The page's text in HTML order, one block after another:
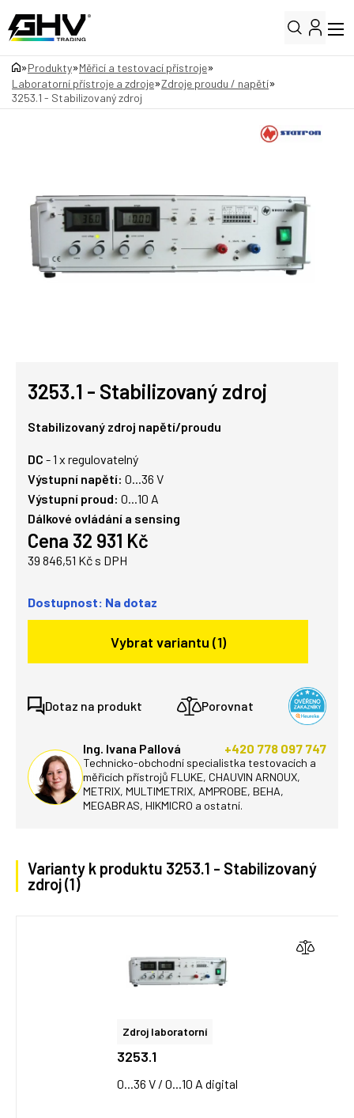
»Produkty»Měřicí a testovací přístroje»
Laboratorní přístroje a zdroje»Zdroje proudu / napětí»
3253.1 - Stabilizovaný zdroj
3253.1 - Stabilizovaný zdroj
Stabilizovaný zdroj napětí/proudu
DC - 1 x regulovatelný
Výstupní napětí: 0...36 V
Výstupní proud: 0...10 A
Dálkové ovládání a sensing
Cena 32 931 Kč
39 846,51 Kč s DPH
Dostupnost: Na dotaz
Vybrat variantu (1)
Dotaz na produkt Porovnat
Ing. Ivana Pallová +420 778 097 747
Technicko-obchodní specialistka testovacích a
měřicích přístrojů FLUKE, CHAUVIN ARNOUX,
METRIX, MULTIMETRIX, AMPROBE, BEHA,
MEGABRAS, HIKMICRO a ostatní.
Varianty k produktu 3253.1 - Stabilizovaný
zdroj (1)
Zdroj laboratorní
3253.1
0...36 V / 0...10 A digital